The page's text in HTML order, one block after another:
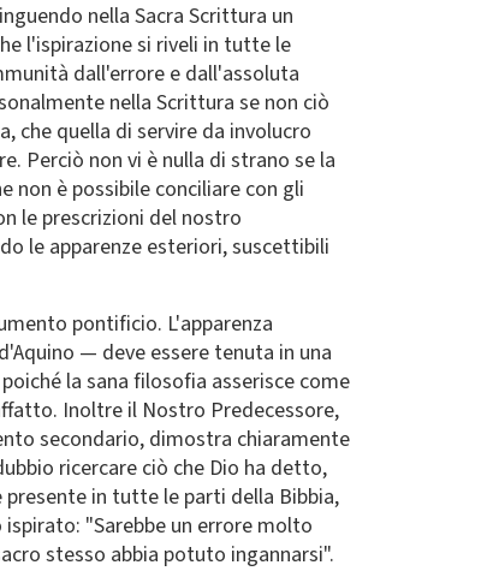
nella Sacra Scrittura un
l'ispirazione si riveli in tutte le
dall'errore e dall'assoluta
nella Scrittura se non ciò
che quella di servire da involucro
Perciò non vi è nulla di strano se la
non è possibile conciliare con gli
le prescrizioni del nostro
le apparenze esteriori, suscettibili
pontificio. L'apparenza
— deve essere tenuta in una
la sana filosofia asserisce come
Inoltre il Nostro Predecessore,
secondario, dimostra chiaramente
ricercare ciò che Dio ha detto,
presente in tutte le parti della Bibbia,
"Sarebbe un errore molto
stesso abbia potuto ingannarsi".